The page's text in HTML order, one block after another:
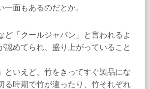
一面もあるのだとか。
ど「クールジャパン」と言われるよ
認めてられ、盛り上がっていること
といえど、竹をきってすぐ製品にな
る時期で竹が違ったり、竹それぞれ